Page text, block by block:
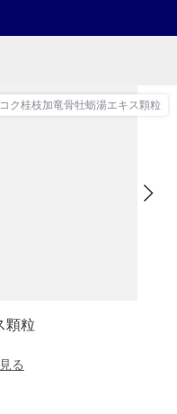
ク桂枝加竜骨牡蛎湯エキス顆粒
顆粒
る